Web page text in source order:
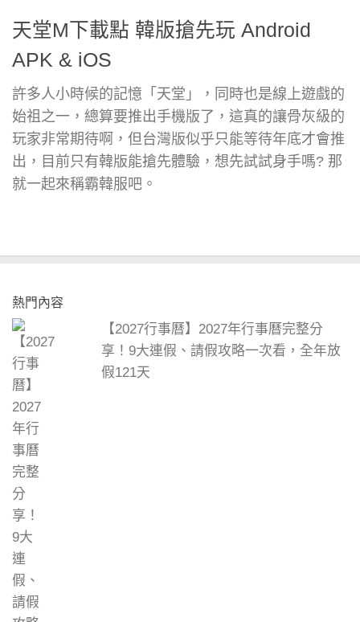
天堂M下載點 韓版搶先玩 Android
APK & iOS
許多人小時候的記憶「天堂」，同時也是線上遊戲的
始祖之一，總算要推出手機版了，這真的讓骨灰級的
玩家非常期待啊，但台灣版似乎只能等待年底才會推
出，目前只有韓版能搶先體驗，想先試試身手嗎? 那
就一起來稱霸韓服吧。
熱門內容
【2027行事曆】2027年行事曆完整分
享！9大連假、請假攻略一次看，全年放
假121天